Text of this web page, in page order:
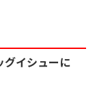
グイシューに